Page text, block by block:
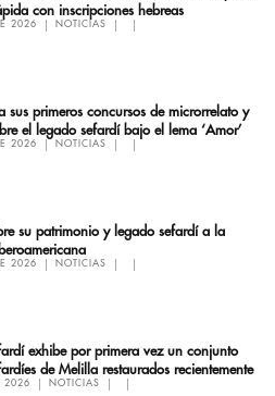
con inscripciones hebreas
2026 NOTICIAS
sus primeros concursos de microrrelato y
el legado sefardí bajo el lema ‘Amor’
2026 NOTICIAS
su patrimonio y legado sefardí a la
2026 NOTICIAS
exhibe por primera vez un conjunto
de Melilla restaurados recientemente
2026 NOTICIAS